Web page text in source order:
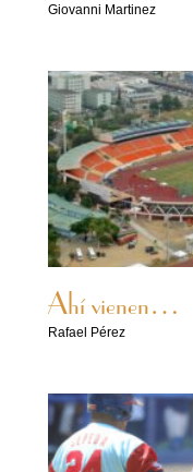
Giovanni Martinez
Ahí vienen…
Rafael Pérez